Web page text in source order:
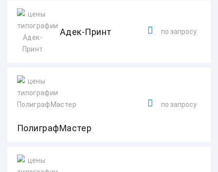
Адек-Принт по запросу
ПолиграфМастер
по запросу